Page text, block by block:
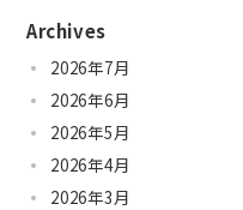
Archives
2026年7月
2026年6月
2026年5月
2026年4月
2026年3月